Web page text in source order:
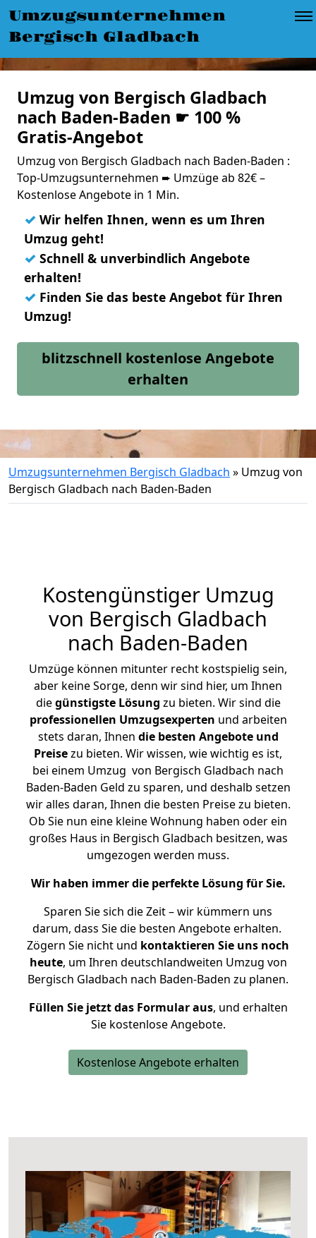
Umzugsunternehmen
Bergisch Gladbach
Umzug von Bergisch Gladbach
nach Baden-Baden ☛ 100 %
Gratis-Angebot
Umzug von Bergisch Gladbach nach Baden-Baden :
Top-Umzugsunternehmen ➨ Umzüge ab 82€ –
Kostenlose Angebote in 1 Min.
✓ Wir helfen Ihnen, wenn es um Ihren
Umzug geht!
✓ Schnell & unverbindlich Angebote
erhalten!
✓ Finden Sie das beste Angebot für Ihren
Umzug!
blitzschnell kostenlose Angebote
erhalten
Umzugsunternehmen Bergisch Gladbach » Umzug von
Bergisch Gladbach nach Baden-Baden
Kostengünstiger Umzug
von Bergisch Gladbach
nach Baden-Baden
Umzüge können mitunter recht kostspielig sein,
aber keine Sorge, denn wir sind hier, um Ihnen
diegünstigste Lösung zu bieten. Wir sind die
professionellen Umzugsexperten und arbeiten
stets daran, Ihnen die besten Angebote und
Preisezu bieten. Wir wissen, wie wichtig es ist,
bei einem Umzug von Bergisch Gladbach nach
Baden-Baden Geld zu sparen, und deshalb setzen
wir alles daran, Ihnen die besten Preise zu bieten.
Ob Sie nun eine kleine Wohnung haben oder ein
großes Haus in Bergisch Gladbach besitzen, was
umgezogen werden muss.
Wir haben immer die perfekte Lösung für Sie.
Sparen Sie sich die Zeit – wir kümmern uns
darum, dass Sie die besten Angebote erhalten.
Zögern Sie nicht und kontaktieren Sie uns noch
heute, um Ihren deutschlandweiten Umzug von
Bergisch Gladbach nach Baden-Baden zu planen.
Füllen Sie jetzt das Formular aus, und erhalten
Sie kostenlose Angebote.
Kostenlose Angebote erhalten